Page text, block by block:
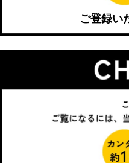
ご登録い